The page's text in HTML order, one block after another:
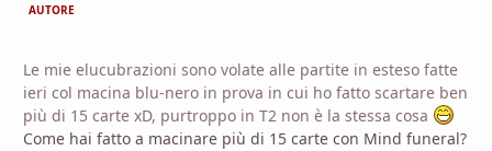
AUTORE
Le mie elucubrazioni sono volate alle partite in esteso fatte
ieri col macina blu-nero in prova in cui ho fatto scartare ben
più di 15 carte xD, purtroppo in T2 non è la stessa cosa
Come hai fatto a macinare più di 15 carte con Mind funeral?